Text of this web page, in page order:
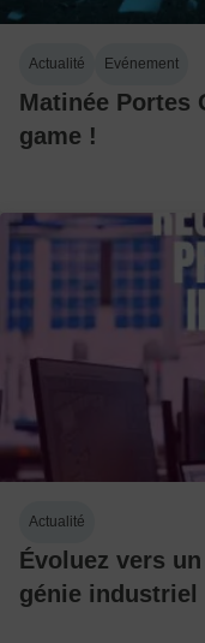
Actualité Evénement
Matinée Portes
game !
Actualité
Évoluez vers
génie industriel